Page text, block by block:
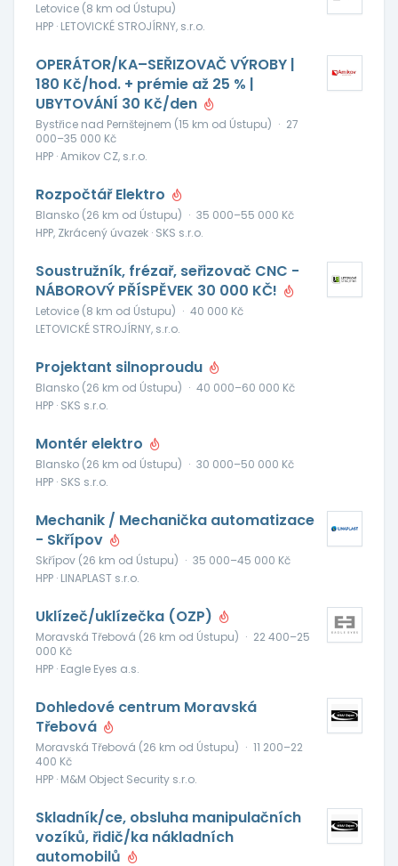
Letovice (8 km od Ústupu)
HPP · LETOVICKÉ STROJÍRNY, s.r.o.
OPERÁTOR/KA–SEŘIZOVAČ VÝROBY |
180 Kč/hod. + prémie až 25 % |
UBYTOVÁNÍ 30 Kč/den
Bystřice nad Pernštejnem (15 km od Ústupu) · 27
000–35 000 Kč
HPP · Amikov CZ, s.r.o.
Rozpočtář Elektro
Blansko (26 km od Ústupu) · 35 000–55 000 Kč
HPP, Zkrácený úvazek · SKS s.r.o.
Soustružník, frézař, seřizovač CNC -
NÁBOROVÝ PŘÍSPĚVEK 30 000 KČ!
Letovice (8 km od Ústupu) · 40 000 Kč
LETOVICKÉ STROJÍRNY, s.r.o.
Projektant silnoproudu
Blansko (26 km od Ústupu) · 40 000–60 000 Kč
HPP · SKS s.r.o.
Montér elektro
Blansko (26 km od Ústupu) · 30 000–50 000 Kč
HPP · SKS s.r.o.
Mechanik / Mechanička automatizace
- Skřípov
Skřípov (26 km od Ústupu) · 35 000–45 000 Kč
HPP · LINAPLAST s.r.o.
Uklízeč/uklízečka (OZP)
Moravská Třebová (26 km od Ústupu) · 22 400–25
000 Kč
HPP · Eagle Eyes a.s.
Dohledové centrum Moravská
Třebová
Moravská Třebová (26 km od Ústupu) · 11 200–22
400 Kč
HPP · M&M Object Security s.r.o.
Skladník/ce, obsluha manipulačních
vozíků, řidič/ka nákladních
automobilů